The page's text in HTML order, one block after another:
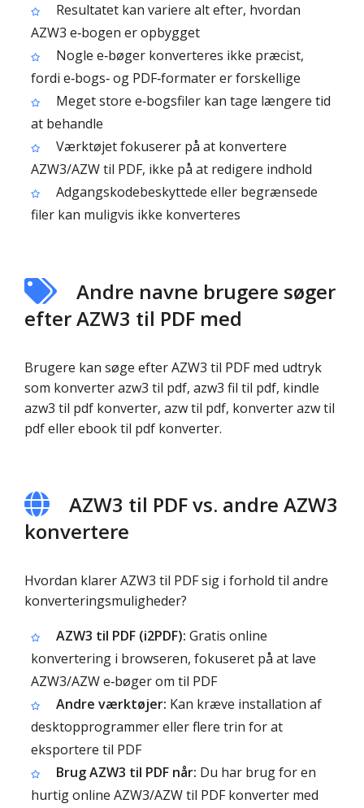
Resultatet kan variere alt efter, hvordan
AZW3 e‑bogen er opbygget
Nogle e‑bøger konverteres ikke præcist,
fordi e‑bogs‑ og PDF‑formater er forskellige
Meget store e‑bogsfiler kan tage længere tid
at behandle
Værktøjet fokuserer på at konvertere
AZW3/AZW til PDF, ikke på at redigere indhold
Adgangskodebeskyttede eller begrænsede
filer kan muligvis ikke konverteres
Andre navne brugere søger
efter AZW3 til PDF med
Brugere kan søge efter AZW3 til PDF med udtryk
som konverter azw3 til pdf, azw3 fil til pdf, kindle
azw3 til pdf konverter, azw til pdf, konverter azw til
pdf eller ebook til pdf konverter.
AZW3 til PDF vs. andre AZW3
konvertere
Hvordan klarer AZW3 til PDF sig i forhold til andre
konverteringsmuligheder?
AZW3 til PDF (i2PDF): Gratis online
konvertering i browseren, fokuseret på at lave
AZW3/AZW e‑bøger om til PDF
Andre værktøjer: Kan kræve installation af
desktopprogrammer eller flere trin for at
eksportere til PDF
Brug AZW3 til PDF når: Du har brug for en
hurtig online AZW3/AZW til PDF konverter med